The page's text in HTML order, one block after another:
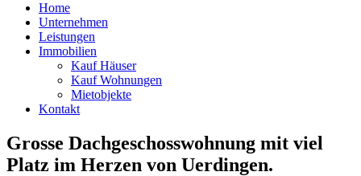
Home
Unternehmen
Leistungen
Immobilien
Kauf Häuser
Kauf Wohnungen
Mietobjekte
Kontakt
Grosse Dachgeschosswohnung mit viel
Platz im Herzen von Uerdingen.